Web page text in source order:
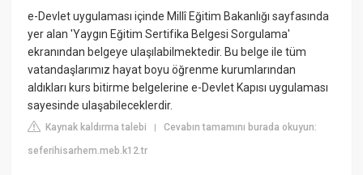
e-Devlet uygulaması içinde Millî Eğitim Bakanlığı sayfasında
yer alan 'Yaygın Eğitim Sertifika Belgesi Sorgulama'
ekranından belgeye ulaşılabilmektedir. Bu belge ile tüm
vatandaşlarımız hayat boyu öğrenme kurumlarından
aldıkları kurs bitirme belgelerine e-Devlet Kapısı uygulaması
sayesinde ulaşabileceklerdir.
Kaynak kaldırma talebi |Cevabın tamamını burada okuyun:
seferihisarhem.meb.k12.tr